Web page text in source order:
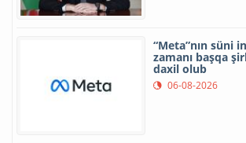
“Meta”nın süni
zamanı başqa
daxil olub
06-08-2026